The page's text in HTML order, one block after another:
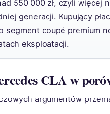
550 000 zł, czyli więcej
generacji. Kupujący
segment coupé premium
eksploatacji.
CLA w
argumentów